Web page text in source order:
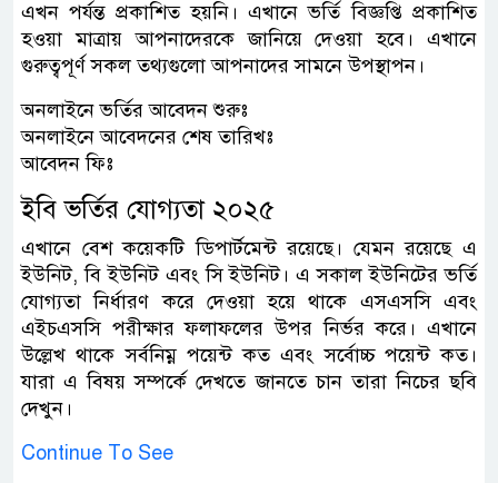
এখন পর্যন্ত প্রকাশিত হয়নি। এখানে ভর্তি বিজ্ঞপ্তি প্রকাশিত
হওয়া মাত্রায় আপনাদেরকে জানিয়ে দেওয়া হবে। এখানে
গুরুত্বপূর্ণ সকল তথ্যগুলো আপনাদের সামনে উপস্থাপন।
অনলাইনে ভর্তির আবেদন শুরুঃ
অনলাইনে আবেদনের শেষ তারিখঃ
আবেদন ফিঃ
ইবি ভর্তির যোগ্যতা ২০২৫
এখানে বেশ কয়েকটি ডিপার্টমেন্ট রয়েছে। যেমন রয়েছে এ
ইউনিট, বি ইউনিট এবং সি ইউনিট। এ সকাল ইউনিটের ভর্তি
যোগ্যতা নির্ধারণ করে দেওয়া হয়ে থাকে এসএসসি এবং
এইচএসসি পরীক্ষার ফলাফলের উপর নির্ভর করে। এখানে
উল্লেখ থাকে সর্বনিম্ন পয়েন্ট কত এবং সর্বোচ্চ পয়েন্ট কত।
যারা এ বিষয় সম্পর্কে দেখতে জানতে চান তারা নিচের ছবি
দেখুন।
Continue To See